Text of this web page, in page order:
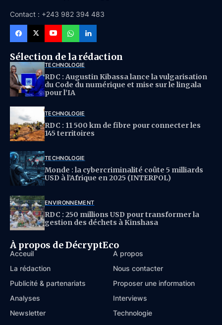
Contact : +243 982 394 483
Sélection de la rédaction
TECHNOLOGIE
RDC : Augustin Kibassa lance la vulgarisation
du Code du numérique et mise sur le lingala
pour l’IA
TECHNOLOGIE
RDC : 11 500 km de fibre pour connecter les
145 territoires
TECHNOLOGIE
Monde : la cybercriminalité coûte 5 milliards
USD à l’Afrique en 2025 (INTERPOL)
ENVIRONNEMENT
RDC : 250 millions USD pour transformer la
gestion des déchets à Kinshasa
À propos de DécryptEco
Acceuil
À propos
La rédaction
Nous contacter
Publicité & partenariats
Proposer une information
Analyses
Interviews
Newsletter
Technologie